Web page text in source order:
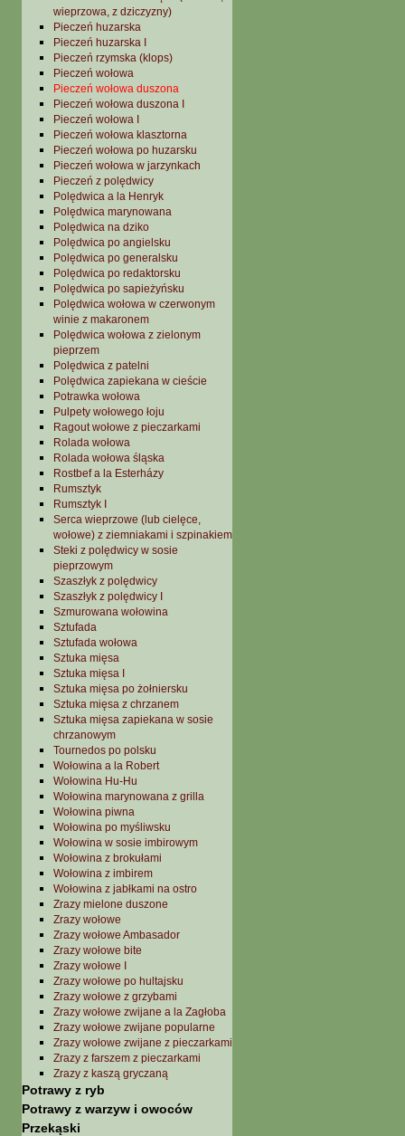
wieprzowa, z dziczyzny)
Pieczeń huzarska
Pieczeń huzarska I
Pieczeń rzymska (klops)
Pieczeń wołowa
Pieczeń wołowa duszona
Pieczeń wołowa duszona I
Pieczeń wołowa I
Pieczeń wołowa klasztorna
Pieczeń wołowa po huzarsku
Pieczeń wołowa w jarzynkach
Pieczeń z polędwicy
Polędwica a la Henryk
Polędwica marynowana
Polędwica na dziko
Polędwica po angielsku
Polędwica po generalsku
Polędwica po redaktorsku
Polędwica po sapieżyńsku
Polędwica wołowa w czerwonym
winie z makaronem
Polędwica wołowa z zielonym
pieprzem
Polędwica z patelni
Polędwica zapiekana w cieście
Potrawka wołowa
Pulpety wołowego łoju
Ragout wołowe z pieczarkami
Rolada wołowa
Rolada wołowa śląska
Rostbef a la Esterházy
Rumsztyk
Rumsztyk I
Serca wieprzowe (lub cielęce,
wołowe) z ziemniakami i szpinakiem
Steki z polędwicy w sosie
pieprzowym
Szaszłyk z polędwicy
Szaszłyk z polędwicy I
Szmurowana wołowina
Sztufada
Sztufada wołowa
Sztuka mięsa
Sztuka mięsa I
Sztuka mięsa po żołniersku
Sztuka mięsa z chrzanem
Sztuka mięsa zapiekana w sosie
chrzanowym
Tournedos po polsku
Wołowina a la Robert
Wołowina Hu-Hu
Wołowina marynowana z grilla
Wołowina piwna
Wołowina po myśliwsku
Wołowina w sosie imbirowym
Wołowina z brokułami
Wołowina z imbirem
Wołowina z jabłkami na ostro
Zrazy mielone duszone
Zrazy wołowe
Zrazy wołowe Ambasador
Zrazy wołowe bite
Zrazy wołowe I
Zrazy wołowe po hultajsku
Zrazy wołowe z grzybami
Zrazy wołowe zwijane a la Zagłoba
Zrazy wołowe zwijane popularne
Zrazy wołowe zwijane z pieczarkami
Zrazy z farszem z pieczarkami
Zrazy z kaszą gryczaną
Potrawy z ryb
Potrawy z warzyw i owoców
Przekąski